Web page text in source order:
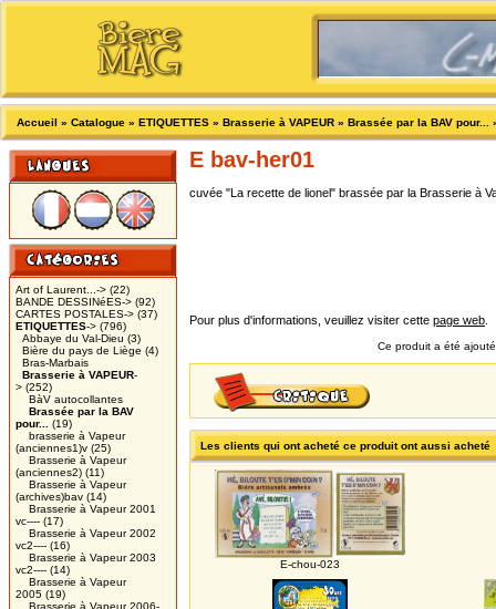
Accueil » Catalogue » ETIQUETTES » Brasserie à VAPEUR » Brassée par la BAV pour...
Art of Laurent...-> (22)
BANDE DESSINéES-> (92)
CARTES POSTALES-> (37)
ETIQUETTES-> (796)
Abbaye du Val-Dieu (3)
Bière du pays de Liège (4)
Bras-Marbais
Brasserie à VAPEUR-
> (252)
BàV autocollantes
Brassée par la BAV
pour...
(19)
brasserie à Vapeur
(anciennes1)v (25)
Brasserie à Vapeur
(anciennes2) (11)
Brasserie à Vapeur
(archives)bav (14)
Brasserie à Vapeur 2001
vc---- (17)
Brasserie à Vapeur 2002
vc2---- (16)
Brasserie à Vapeur 2003
vc2---- (14)
Brasserie à Vapeur
2005 (19)
Brasserie à Vapeur 2006-
E bav-her01
cuvée "La recette de lionel" brassée par la Brasserie à
Pour plus d'informations, veuillez visiter cette page web
Ce produit a été
Les clients qui ont acheté ce produit ont aussi acheté
E-chou-023